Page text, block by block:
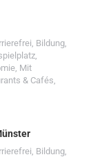
, Bildung,
,
, Mit
& Cafés,
, Bildung,